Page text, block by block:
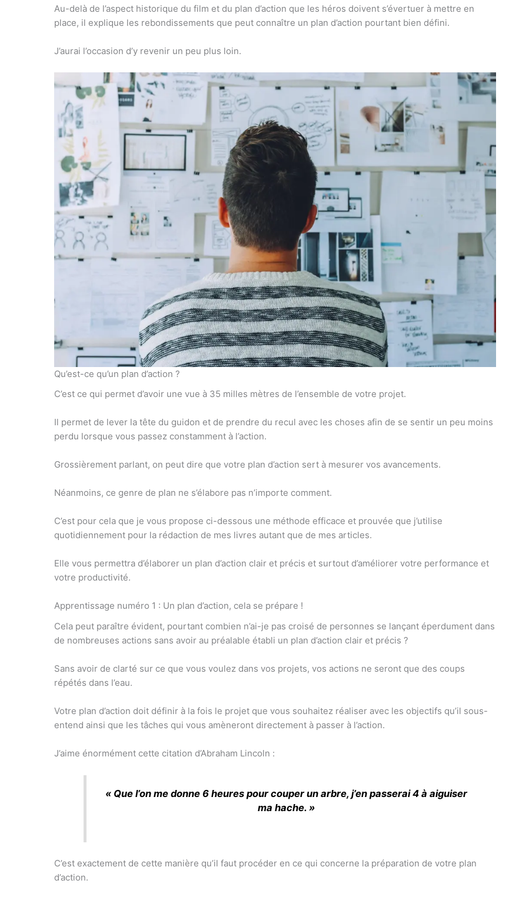
Au-delà de l’aspect historique du film et du plan d’action que les héros doivent s’évertuer à mettre en
place, il explique les rebondissements que peut connaître un plan d’action pourtant bien défini.
J’aurai l’occasion d’y revenir un peu plus loin.
Qu’est-ce qu’un plan d’action ?
C’est ce qui permet d’avoir une vue à 35 milles mètres de l’ensemble de votre projet.
Il permet de lever la tête du guidon et de prendre du recul avec les choses afin de se sentir un peu moins
perdu lorsque vous passez constamment à l’action.
Grossièrement parlant, on peut dire que votre plan d’action sert à mesurer vos avancements.
Néanmoins, ce genre de plan ne s’élabore pas n’importe comment.
C’est pour cela que je vous propose ci-dessous une méthode efficace et prouvée que j’utilise
quotidiennement pour la rédaction de mes livres autant que de mes articles.
Elle vous permettra d’élaborer un plan d’action clair et précis et surtout d’améliorer votre performance et
votre productivité.
Apprentissage numéro 1 : Un plan d’action, cela se prépare !
Cela peut paraître évident, pourtant combien n’ai-je pas croisé de personnes se lançant éperdument dans
de nombreuses actions sans avoir au préalable établi un plan d’action clair et précis ?
Sans avoir de clarté sur ce que vous voulez dans vos projets, vos actions ne seront que des coups
répétés dans l’eau.
Votre plan d’action doit définir à la fois le projet que vous souhaitez réaliser avec les objectifs qu’il sous-
entend ainsi que les tâches qui vous amèneront directement à passer à l’action.
J’aime énormément cette citation d’Abraham Lincoln :
« Que l’on me donne 6 heures pour couper un arbre, j’en passerai 4 à aiguiser
ma hache. »
C’est exactement de cette manière qu’il faut procéder en ce qui concerne la préparation de votre plan
d’action.